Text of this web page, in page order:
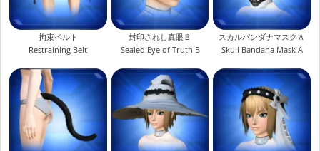
拘束ベルト
Restraining Belt
封印されし真眼Ｂ
Sealed Eye of Truth B
スカルバンダナマスクＡ
Skull Bandana Mask A